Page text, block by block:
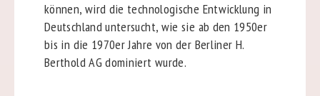
können, wird die technologische Entwicklung in
Deutschland untersucht, wie sie ab den 1950er
bis in die 1970er Jahre von der Berliner H.
Berthold AG dominiert wurde.